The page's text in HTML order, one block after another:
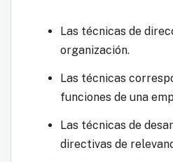
Las técnicas de
organización.
Las técnicas
funciones de una
Las técnicas de
directivas de